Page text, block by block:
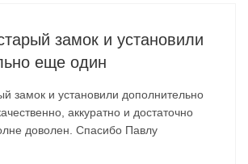
замок и установили
еще один
замок и установили дополнительно
аккуратно и достаточно
доволен. Спасибо Павлу